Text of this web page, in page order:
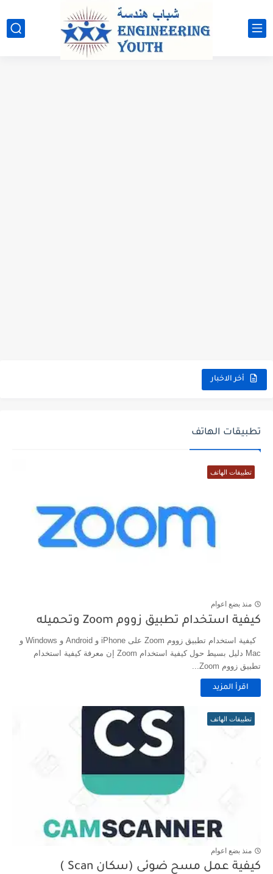
أخر الاخبار
تطبيقات الهاتف
تطبيقات الهاتف
منذ بضع اعوام
كيفية استخدام تطبيق زووم Zoom وتحميله
كيفية استخدام تطبيق زووم Zoom على iPhone و Android و Windows و
Mac دليل بسيط حول كيفية استخدام Zoom إن معرفة كيفية استخدام
تطبيق زووم Zoom...
اقرأ المزيد
تطبيقات الهاتف
منذ بضع اعوام
كيفية عمل مسح ضوئى (سكان Scan )